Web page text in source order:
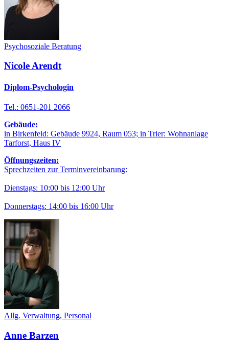
Psychosoziale Beratung
Nicole Arendt
Diplom-Psychologin
Tel.: 0651-201 2066
Gebäude:
in Birkenfeld: Gebäude 9924, Raum 053; in Trier: Wohnanlage
Tarforst, Haus IV
Öffnungszeiten:
Sprechzeiten zur Terminvereinbarung:
Dienstags: 10:00 bis 12:00 Uhr
Donnerstags: 14:00 bis 16:00 Uhr
Allg. Verwaltung, Personal
Anne Barzen